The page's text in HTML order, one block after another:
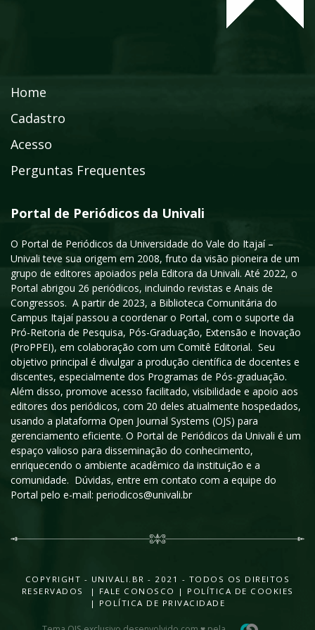
Home
Cadastro
Acesso
Perguntas Frequentes
Portal de Periódicos da Univali
O Portal de Periódicos da Universidade do Vale do Itajaí –
Univali teve sua origem em 2008, fruto da visão pioneira de um
grupo de editores apoiados pela Editora da Univali. Até 2022, o
Portal abrigou 26 periódicos, incluindo revistas e Anais de
Congressos. A partir de 2023, a Biblioteca Comunitária do
Campus Itajaí passou a coordenar o Portal, com o suporte da
Pró-Reitoria de Pesquisa, Pós-Graduação, Extensão e Inovação
(ProPPEI), em colaboração com um Comitê Editorial. Seu
objetivo principal é divulgar a produção científica de docentes e
discentes, especialmente dos Programas de Pós-graduação.
Além disso, promove acesso facilitado, visibilidade e apoio aos
editores dos periódicos, com 20 deles atualmente hospedados,
usando a plataforma Open Journal Systems (OJS) para
gerenciamento eficiente. O Portal de Periódicos da Univali é um
espaço valioso para disseminação do conhecimento,
enriquecendo o ambiente acadêmico da instituição e a
comunidade. Dúvidas, entre em contato com a equipe do
Portal pelo e-mail: periodicos@univali.br
COPYRIGHT - UNIVALI.BR - 2021 - TODOS OS DIREITOS
RESERVADOS |
FALE CONOSCO | POLÍTICA DE COOKIES
| POLÍTICA DE PRIVACIDADE